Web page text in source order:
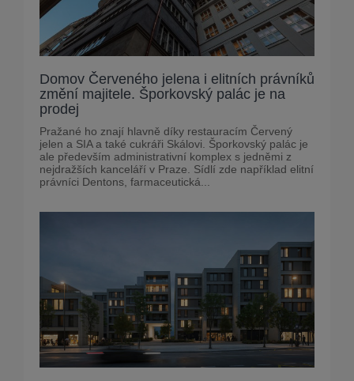
Domov Červeného jelena i elitních právníků
změní majitele. Šporkovský palác je na
prodej
Pražané ho znají hlavně díky restauracím Červený
jelen a SIA a také cukráři Skálovi. Šporkovský palác je
ale především administrativní komplex s jedněmi z
nejdražších kanceláří v Praze. Sídlí zde například elitní
právníci Dentons, farmaceutická...